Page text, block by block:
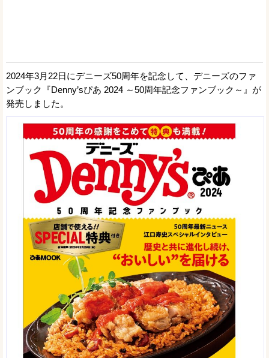
2024年3月22日にデニーズ50周年を記念して、デニーズのファ
ンブック『Denny’sぴあ 2024 ～50周年記念ファンブック～』が
発売しました。